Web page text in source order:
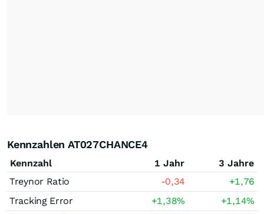
Kennzahlen AT027CHANCE4
Kennzahl 1 Jahr
3 Jahre
Treynor Ratio
-0,34
+1,76
Tracking Error
+1,38% +1,14%